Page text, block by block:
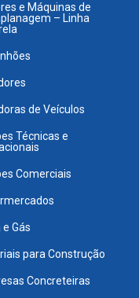
e Máquinas de
– Linha
de Veículos
Técnicas e
Comerciais
Gás
para Construção
Concreteiras